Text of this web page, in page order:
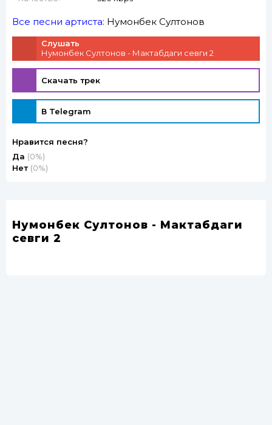
Все песни артиста: Нумонбек Султонов
Слушать
Нумонбек Султонов - Мактабдаги севги 2
Скачать трек
В Telegram
Нравится песня?
Да (0%)
Нет (0%)
Нумонбек Султонов - Мактабдаги
севги 2